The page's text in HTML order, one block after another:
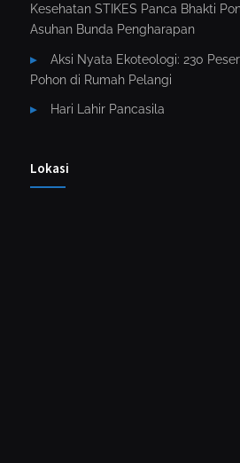
Kesehatan STIKES Panca Bhakti
Asuhan Bunda Pengharapan
Aksi Nyata Ekoteologi: 230
Pohon di Rumah Pelangi
Hari Lahir Pancasila
Lokasi